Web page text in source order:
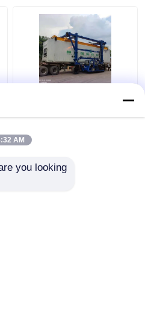
Untuk Pabrik Pintu
Rendah
AM
you looking